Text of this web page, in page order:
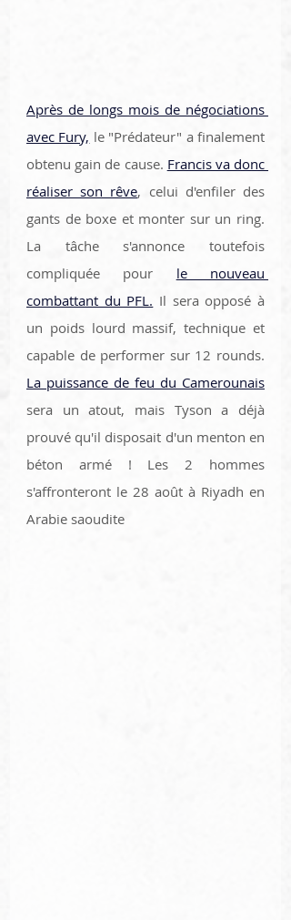
Après de longs mois de négociations
avec Fury, le "Prédateur" a finalement
obtenu gain de cause. Francis va donc
réaliser son rêve, celui d'enfiler des
gants de boxe et monter sur un ring.
La tâche s'annonce toutefois
compliquée pour le nouveau
combattant du PFL. Il sera opposé à
un poids lourd massif, technique et
La puissance de feu du Camerounais
sera un atout, mais Tyson a déjà
prouvé qu'il disposait d'un menton en
béton armé ! Les 2 hommes
s'affronteront le 28 août à Riyadh en
Arabie saoudite